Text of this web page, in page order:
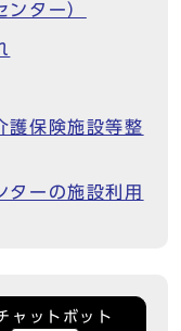
ター）
護保険施設等整
ターの施設利用
ャットボット